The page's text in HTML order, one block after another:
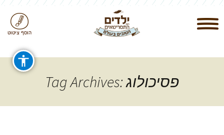
הוסף ציטוט
Tag Archives: פסיכולוג